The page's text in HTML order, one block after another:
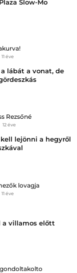
Slow-Mo
11 éve
lábát a vonat, de
Rezsőné
12 éve
lejönni a hegyről
lovagja
11 éve
a villamos előtt